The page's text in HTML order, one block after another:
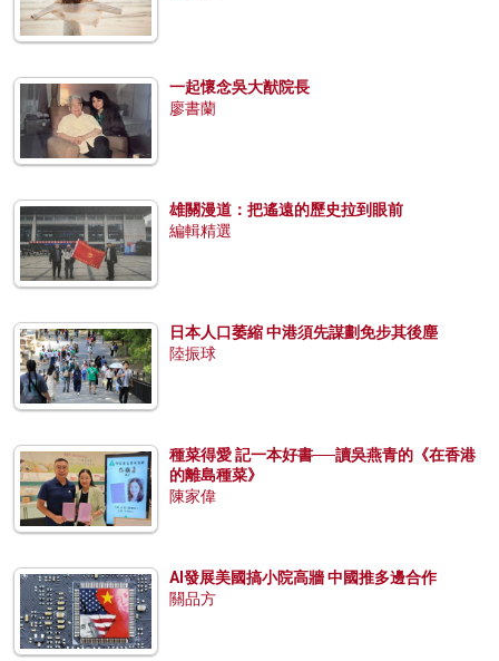
一起懷念吳大猷院長
廖書蘭
雄關漫道：把遙遠的歷史拉到眼前
編輯精選
日本人口萎縮 中港須先謀劃免步其後塵
陸振球
種菜得愛 記一本好書──讀吳燕青的《在香港
的離島種菜》
陳家偉
AI發展美國搞小院高牆 中國推多邊合作
關品方